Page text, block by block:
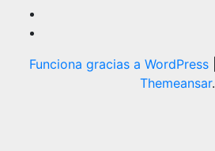
Funciona gracias a WordPress
Themeansar.